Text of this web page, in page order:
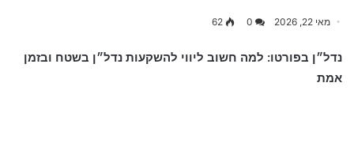
מאי 22, 2026 0
62
נדל״ן בפורטו: למה חשוב ליווי להשקעות נדל״ן בשטח ובזמן
אמת